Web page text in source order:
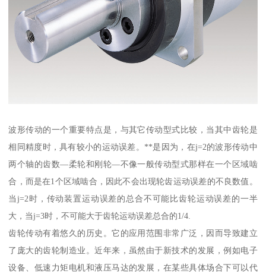
波形传动的一个重要特点是，与其它传动型式比较，当其中齿轮是
相同精度时，具有较小的运动误差。**是因为，在j=2的波形传动中
两个轴的齿数—柔轮和刚轮—不像一般传动型式那样在一个区域啮
合，而是在1个区域啮合，因此不会出现轮齿运动误差的不良数值。
当j=2时，传动装置运动误差的总合不可能比齿轮运动误差的一半
大，当j=3时，不可能大于齿轮运动误差总合的1/4.
齿轮传动有着悠久的历史。它的应用范围非常广泛，因而导致建立
了庞大的齿轮制造业。近年来，虽然由于新技术的发展，例如电子
设备、低速力矩电机和液压马达的发展，在某些具体场合下可以代